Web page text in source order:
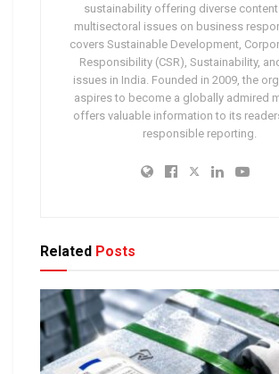
sustainability offering diverse
multisectoral issues on business
covers Sustainable Development,
Responsibility (CSR), Sustainability,
issues in India. Founded in 2009, the
aspires to become a globally admired
offers valuable information to its
responsible reporting.
Related Posts